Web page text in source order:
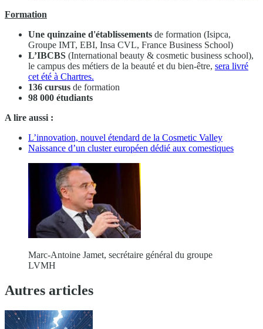
Formation
Une quinzaine d'établissements de formation (Isipca,
Groupe IMT, EBI, Insa CVL, France Business School)
L’IBCBS (International beauty & cosmetic business school),
le campus des métiers de la beauté et du bien-être, sera livré
cet été à Chartres.
136 cursus de formation
98 000 étudiants
A lire aussi :
L’innovation, nouvel étendard de la Cosmetic Valley
Naissance d’un cluster européen dédié aux comestiques
Marc-Antoine Jamet, secrétaire général du groupe
LVMH
Autres articles